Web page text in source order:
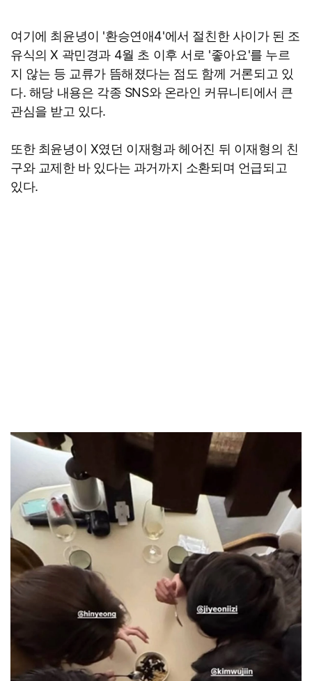
여기에 최윤녕이 '환승연애4'에서 절친한 사이가 된 조
유식의 X 곽민경과 4월 초 이후 서로 '좋아요'를 누르
지 않는 등 교류가 뜸해졌다는 점도 함께 거론되고 있
다. 해당 내용은 각종 SNS와 온라인 커뮤니티에서 큰
관심을 받고 있다.
또한 최윤녕이 X였던 이재형과 헤어진 뒤 이재형의 친
구와 교제한 바 있다는 과거까지 소환되며 언급되고
있다.